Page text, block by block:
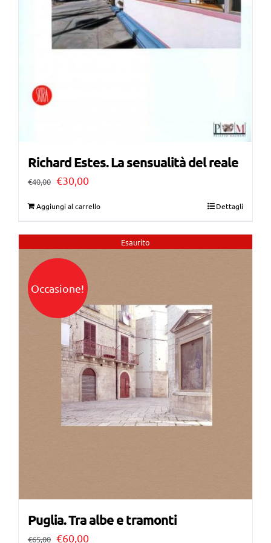
Richard Estes. La sensualità del reale
€40,00 Il
era:
€40,00.
€30,00Il
è:
Aggiungi al carrello Dettagli
Esaurito
Occasione!
Puglia. Tra albe e tramonti
€65,00 Il
€60,00Il